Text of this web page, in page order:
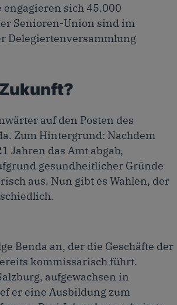
sich 45.000
Senioren-Union sind im
Delegiertenversammlung
auf den Posten des
Zum Hintergrund: Nachdem
Jahren das Amt abgab,
gesundheitlicher Gründe
aus. Nun gibt es Wahlen, der
Benda an, der die Geschäfte der
kommissarisch führt.
aufgewachsen in
er eine Ausbildung zum